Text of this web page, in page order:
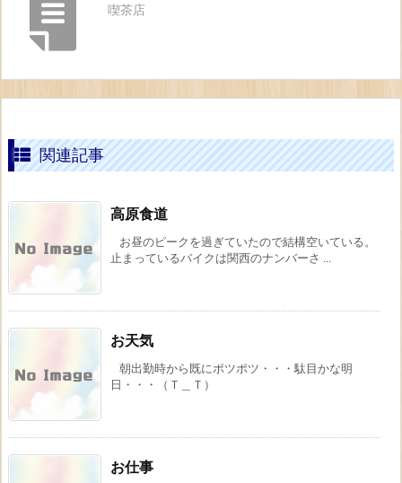
喫茶店
関連記事
高原食道
お昼のピークを過ぎていたので結構空いている。
止まっているバイクは関西のナンバーさ ...
お天気
朝出勤時から既にポツポツ・・・駄目かな明
日・・・（Ｔ＿Ｔ）
お仕事